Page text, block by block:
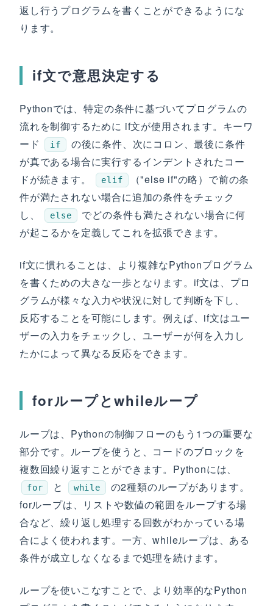
返し行うプログラムを書くことができるようにな
ります。
if文で意思決定する
Pythonでは、特定の条件に基づいてプログラムの
流れを制御するために if文が使用されます。キーワ
ード
if
の後に条件、次にコロン、最後に条件
が真である場合に実行するインデントされたコー
ドが続きます。
elif
（"else if"の略）で前の条
件が満たされない場合に追加の条件をチェック
し、
else
でどの条件も満たされない場合に何
が起こるかを定義してこれを拡張できます。
if文に慣れることは、より複雑なPythonプログラム
を書くための大きな一歩となります。if文は、プロ
グラムが様々な入力や状況に対して判断を下し、
反応することを可能にします。例えば、if文はユー
ザーの入力をチェックし、ユーザーが何を入力し
たかによって異なる反応をできます。
forループとwhileループ
ループは、Pythonの制御フローのもう1つの重要な
部分です。ループを使うと、コードのブロックを
複数回繰り返すことができます。Pythonには、
for と while
の2種類のループがあります。
forループは、リストや数値の範囲をループする場
合など、繰り返し処理する回数がわかっている場
合によく使われます。一方、whileループは、ある
条件が成立しなくなるまで処理を続けます。
ループを使いこなすことで、より効率的なPython